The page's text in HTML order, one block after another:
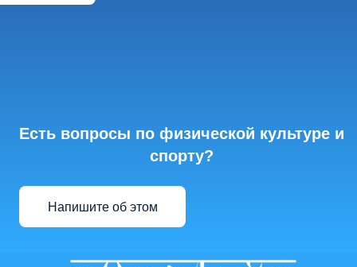
Есть вопросы по физической культуре и
спорту?
Напишите об этом